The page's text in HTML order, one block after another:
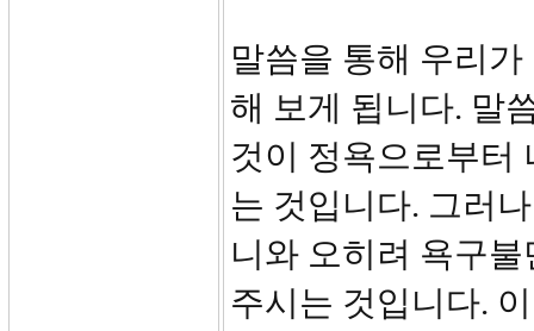
말씀을 통해 우리
해 보게 됩니다. 말
것이 정욕으로부터
는 것입니다. 그러
니와 오히려 욕구
주시는 것입니다.